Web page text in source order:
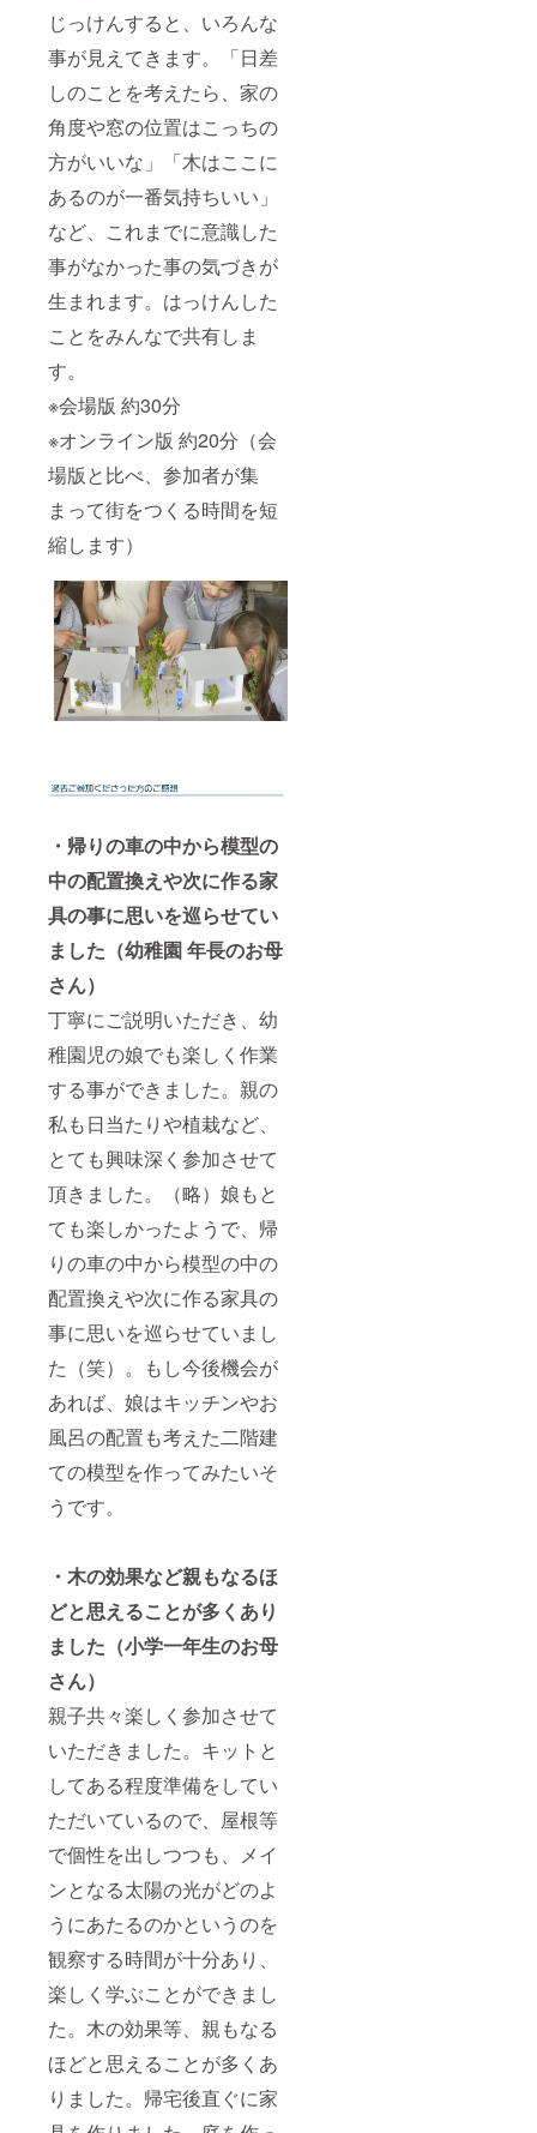
じっけんすると、いろんな
事が見えてきます。「日差
しのことを考えたら、家の
角度や窓の位置はこっちの
方がいいな」「木はここに
あるのが一番気持ちいい」
など、これまでに意識した
事がなかった事の気づきが
生まれます。はっけんした
ことをみんなで共有しま
す。
※会場版 約30分
※オンライン版 約20分（会
場版と比べ、参加者が集
まって街をつくる時間を短
縮します）
・帰りの車の中から模型の
中の配置換えや次に作る家
具の事に思いを巡らせてい
ました （幼稚園 年長のお母
さん）
丁寧にご説明いただき、幼
稚園児の娘でも楽しく作業
する事ができました。親の
私も日当たりや植栽など、
とても興味深く参加させて
頂きました。（略）娘もと
ても楽しかったようで、帰
りの車の中から模型の中の
配置換えや次に作る家具の
事に思いを巡らせていまし
た（笑）。もし今後機会が
あれば、娘はキッチンやお
風呂の配置も考えた二階建
ての模型を作ってみたいそ
うです。
・木の効果など親もなるほ
どと思えることが多くあり
ました （小学一年生のお母
さん）
親子共々楽しく参加させて
いただきました。キットと
してある程度準備をしてい
ただいているので、屋根等
で個性を出しつつも、メイ
ンとなる太陽の光がどのよ
うにあたるのかというのを
観察する時間が十分あり、
楽しく学ぶことができまし
た。木の効果等、親もなる
ほどと思えることが多くあ
りました。帰宅後直ぐに家